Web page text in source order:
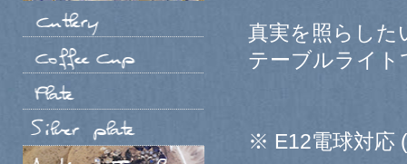
真実を照らし
テーブルライト
※ E12電球対応